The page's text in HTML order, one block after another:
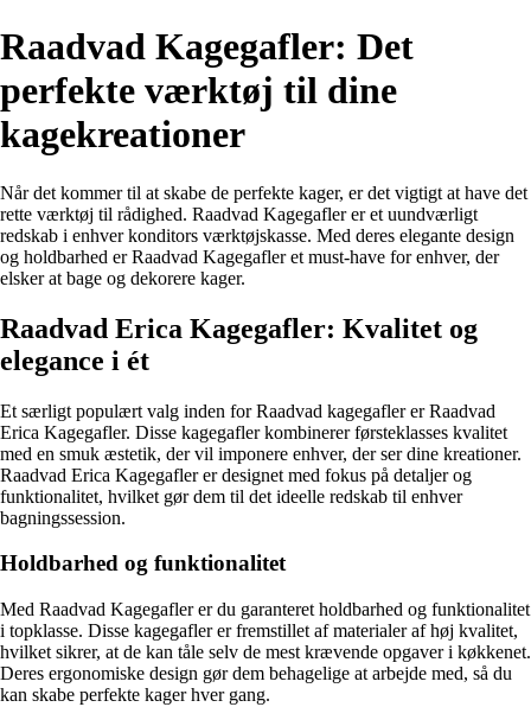
Raadvad Kagegafler: Det
perfekte værktøj til dine
kagekreationer
Når det kommer til at skabe de perfekte kager, er det vigtigt at have det
rette værktøj til rådighed. Raadvad Kagegafler er et uundværligt
redskab i enhver konditors værktøjskasse. Med deres elegante design
og holdbarhed er Raadvad Kagegafler et must-have for enhver, der
elsker at bage og dekorere kager.
Raadvad Erica Kagegafler: Kvalitet og
elegance i ét
Et særligt populært valg inden for Raadvad kagegafler er Raadvad
Erica Kagegafler. Disse kagegafler kombinerer førsteklasses kvalitet
med en smuk æstetik, der vil imponere enhver, der ser dine kreationer.
Raadvad Erica Kagegafler er designet med fokus på detaljer og
funktionalitet, hvilket gør dem til det ideelle redskab til enhver
bagningssession.
Holdbarhed og funktionalitet
Med Raadvad Kagegafler er du garanteret holdbarhed og funktionalitet
i topklasse. Disse kagegafler er fremstillet af materialer af høj kvalitet,
hvilket sikrer, at de kan tåle selv de mest krævende opgaver i køkkenet.
Deres ergonomiske design gør dem behagelige at arbejde med, så du
kan skabe perfekte kager hver gang.